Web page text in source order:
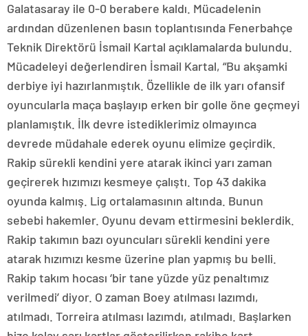
Galatasaray ile 0-0 berabere kaldı. Mücadelenin
ardından düzenlenen basın toplantısında Fenerbahçe
Teknik Direktörü İsmail Kartal açıklamalarda bulundu.
Mücadeleyi değerlendiren İsmail Kartal, “Bu akşamki
derbiye iyi hazırlanmıştık. Özellikle de ilk yarı ofansif
oyuncularla maça başlayıp erken bir golle öne geçmeyi
planlamıştık. İlk devre istediklerimiz olmayınca
devrede müdahale ederek oyunu elimize geçirdik.
Rakip sürekli kendini yere atarak ikinci yarı zaman
geçirerek hızımızı kesmeye çalıştı. Top 43 dakika
oyunda kalmış. Lig ortalamasının altında. Bunun
sebebi hakemler. Oyunu devam ettirmesini beklerdik.
Rakip takımın bazı oyuncuları sürekli kendini yere
atarak hızımızı kesme üzerine plan yapmış bu belli.
Rakip takım hocası ‘bir tane yüzde yüz penaltımız
verilmedi’ diyor. O zaman Boey atılması lazımdı,
atılmadı. Torreira atılması lazımdı, atılmadı. Başlarken